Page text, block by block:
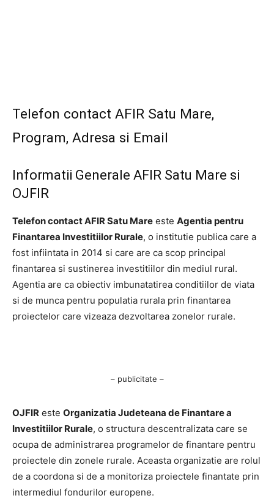
Telefon contact AFIR Satu Mare,
Program, Adresa si Email
Informatii Generale AFIR Satu Mare si
OJFIR
Telefon contact AFIR Satu Mare este Agentia pentru
Finantarea Investitiilor Rurale, o institutie publica care a
fost infiintata in 2014 si care are ca scop principal
finantarea si sustinerea investitiilor din mediul rural.
Agentia are ca obiectiv imbunatatirea conditiilor de viata
si de munca pentru populatia rurala prin finantarea
proiectelor care vizeaza dezvoltarea zonelor rurale.
– publicitate –
OJFIR este Organizatia Judeteana de Finantare a
Investitiilor Rurale, o structura descentralizata care se
ocupa de administrarea programelor de finantare pentru
proiectele din zonele rurale. Aceasta organizatie are rolul
de a coordona si de a monitoriza proiectele finantate prin
intermediul fondurilor europene.